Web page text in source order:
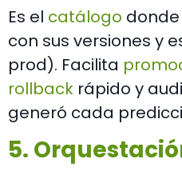
Es el catálogo
con sus versiones y
prod). Facilita
rollback rápido y
generó cada
5.